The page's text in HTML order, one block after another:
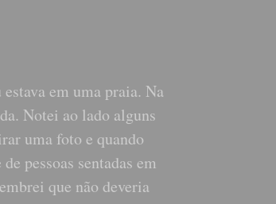
em uma praia. Na
Notei ao lado alguns
uma foto e quando
pessoas sentadas em
que não deveria